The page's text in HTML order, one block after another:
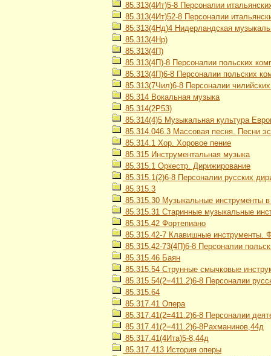
85.313(4Ит)5-8 Персоналии
85.313(4Ит)52-8 Персоналии
85.313(4Нд)4 Нидерландская
85.313(4Нр)
85.313(4П)
85.313(4П)-8 Персоналии польских
85.313(4П)6-8 Персоналии польских
85.313(7Чил)6-8 Персоналии
85.314 Вокальная музыка
85.314(2Р53)
85.314(4)5 Музыкальная культура
85.314.046.3 Массовая песня. Песни
85.314.1 Хор. Хоровое пение
85.315 Инструментальная музыка
85.315.1 Оркестр. Дирижирование
85.315.1(2)6-8 Персоналии русских
85.315.3
85.315.30 Музыкальные инструменты
85.315.31 Старинные музыкальные
85.315.42 Фортепиано
85.315.42-7 Клавишные инструменты.
85.315.42-73(4П)6-8 Персоналии
85.315.46 Баян
85.315.54 Струнные смычковые
85.315.54(2=411.2)6-8 Персоналии
85.315.64
85.317.41 Опера
85.317.41(2=411.2)6-8 Персоналии
85.317.41(2=411.2)6-8Рахманинов,44д
85.317.41(4Ита)5-8,44д
85.317.413 История оперы